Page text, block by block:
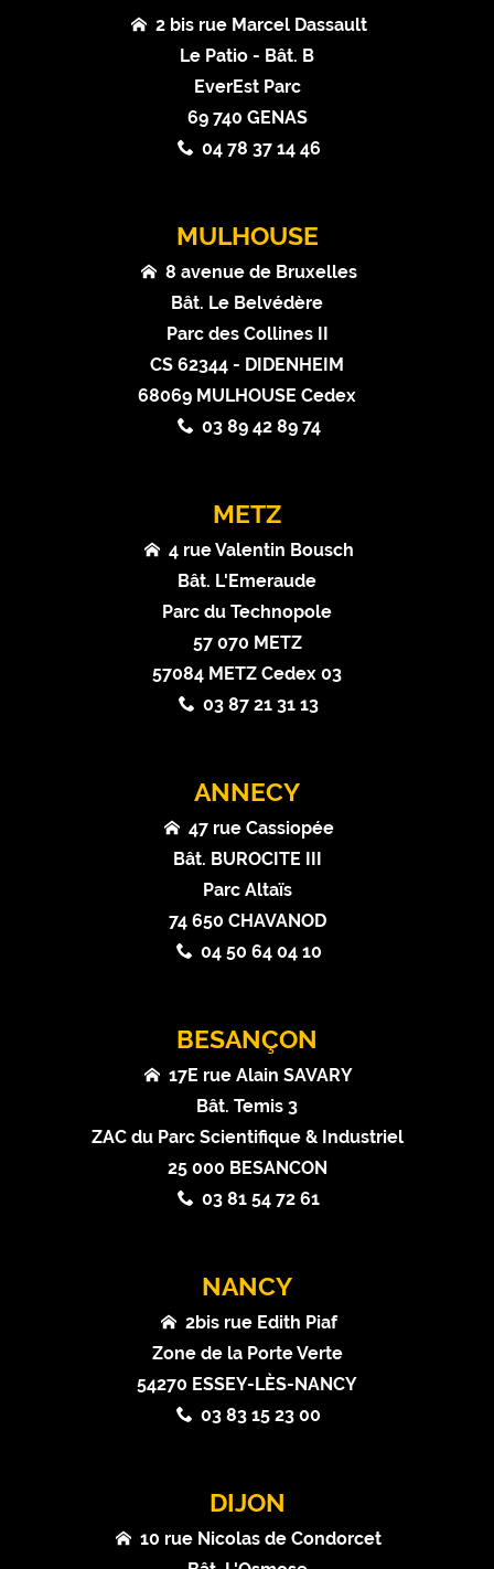
2 bis rue Marcel Dassault
Le Patio - Bât. B
EverEst Parc
69 740 GENAS
04 78 37 14 46
MULHOUSE
8 avenue de Bruxelles
Bât. Le Belvédère
Parc des Collines II
CS 62344 - DIDENHEIM
68069 MULHOUSE Cedex
03 89 42 89 74
METZ
4 rue Valentin Bousch
Bât. L'Emeraude
Parc du Technopole
57 070 METZ
57084 METZ Cedex 03
03 87 21 31 13
ANNECY
47 rue Cassiopée
Bât. BUROCITE III
Parc Altaïs
74 650 CHAVANOD
04 50 64 04 10
BESANÇON
17E rue Alain SAVARY
Bât. Temis 3
ZAC du Parc Scientifique & Industriel
25 000 BESANCON
03 81 54 72 61
NANCY
2bis rue Edith Piaf
Zone de la Porte Verte
54270 ESSEY-LÈS-NANCY
03 83 15 23 00
DIJON
10 rue Nicolas de Condorcet